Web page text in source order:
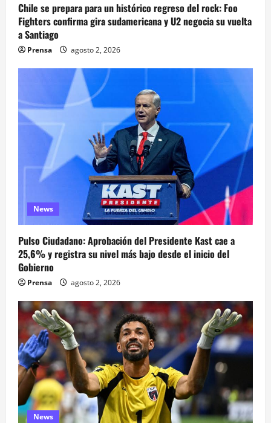
Chile se prepara para un histórico regreso del rock: Foo
Fighters confirma gira sudamericana y U2 negocia su vuelta
a Santiago
Prensa agosto 2, 2026
News
Pulso Ciudadano: Aprobación del Presidente Kast cae a
25,6% y registra su nivel más bajo desde el inicio del
Gobierno
Prensa agosto 2, 2026
News